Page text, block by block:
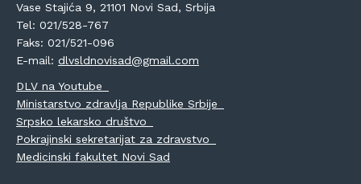
Vase Stajića 9, 21101 Novi Sad, Srbija
Tel: 021/528-767
Faks: 021/521-096
E-mail: dlvsldnovisad@gmail.com
DLV na Youtube
Ministarstvo zdravlja Republike Srbije
Srpsko lekarsko društvo
Pokrajinski sekretarijat za zdravstvo
Medicinski fakultet Novi Sad